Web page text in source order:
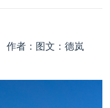
作者：图文：德岚